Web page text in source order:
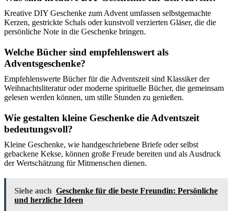
Kreative DIY Geschenke zum Advent umfassen selbstgemachte
Kerzen, gestrickte Schals oder kunstvoll verzierten Gläser, die die
persönliche Note in die Geschenke bringen.
Welche Bücher sind empfehlenswert als
Adventsgeschenke?
Empfehlenswerte Bücher für die Adventszeit sind Klassiker der
Weihnachtsliteratur oder moderne spirituelle Bücher, die gemeinsam
gelesen werden können, um stille Stunden zu genießen.
Wie gestalten kleine Geschenke die Adventszeit
bedeutungsvoll?
Kleine Geschenke, wie handgeschriebene Briefe oder selbst
gebackene Kekse, können große Freude bereiten und als Ausdruck
der Wertschätzung für Mitmenschen dienen.
Siehe auch Geschenke für die beste Freundin: Persönliche
und herzliche Ideen